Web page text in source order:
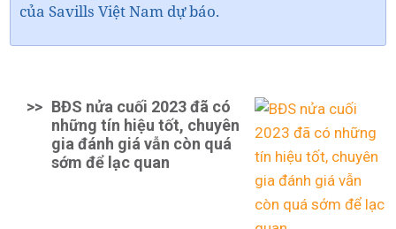
của Savills Việt Nam dự báo.
>> BĐS nửa cuối 2023 đã có
những tín hiệu tốt, chuyên
gia đánh giá vẫn còn quá
sớm để lạc quan